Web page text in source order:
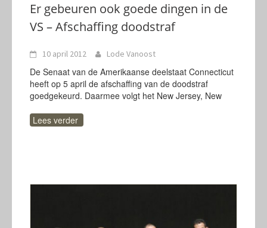
Er gebeuren ook goede dingen in de
VS – Afschaffing doodstraf
10 april 2012 Lode Vanoost
De Senaat van de Amerikaanse deelstaat Connecticut
heeft op 5 april de afschaffing van de doodstraf
goedgekeurd. Daarmee volgt het New Jersey, New
Lees verder